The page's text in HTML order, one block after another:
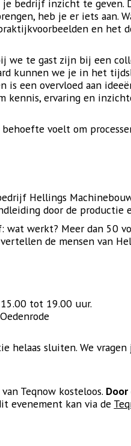
bedrijf inzicht te geven.
heb je er iets aan.
en het
we te gast zijn bij een
kunnen we je in het
een overvloed aan
kennis, ervaring en
voelt om
Hellings
door de
werkt? Meer dan 50
de mensen van
tot 19.00 uur.
helaas sluiten. We
Teqnow kosteloos.
evenement kan via de